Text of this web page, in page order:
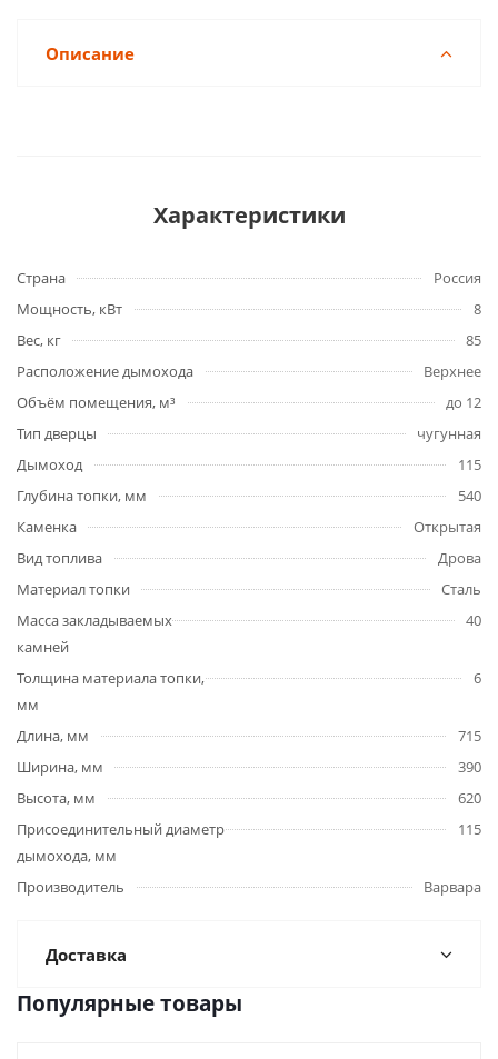
Описание
Характеристики
Страна
Россия
Мощность, кВт
8
Вес, кг
85
Расположение дымохода
Верхнее
Объём помещения, м³
до 12
Тип дверцы
чугунная
Дымоход
115
Глубина топки, мм
540
Каменка
Открытая
Вид топлива
Дрова
Материал топки
Сталь
Масса закладываемых
камней
40
Толщина материала топки,
мм
6
Длина, мм
715
Ширина, мм
390
Высота, мм
620
Присоединительный диаметр
дымохода, мм
115
Производитель Варвара
Доставка
Популярные товары